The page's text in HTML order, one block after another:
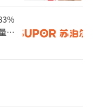
报中披露，2024
，同比增加0.2
停滞状态。
频